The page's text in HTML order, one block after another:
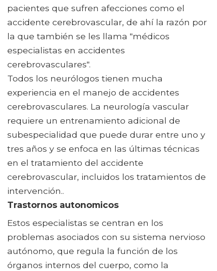
pacientes que sufren afecciones como el
accidente cerebrovascular, de ahí la razón por
la que también se les llama "médicos
especialistas en accidentes
cerebrovasculares".
Todos los neurólogos tienen mucha
experiencia en el manejo de accidentes
cerebrovasculares. La neurología vascular
requiere un entrenamiento adicional de
subespecialidad que puede durar entre uno y
tres años y se enfoca en las últimas técnicas
en el tratamiento del accidente
cerebrovascular, incluidos los tratamientos de
intervención..
Trastornos autonomicos
Estos especialistas se centran en los
problemas asociados con su sistema nervioso
autónomo, que regula la función de los
órganos internos del cuerpo, como la